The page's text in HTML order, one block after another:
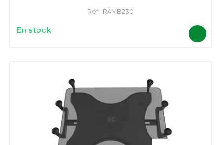
Réf : RAMB230
En stock